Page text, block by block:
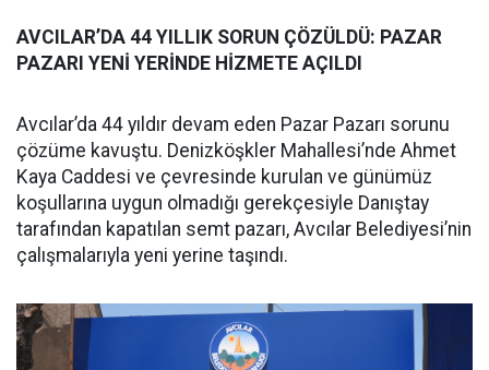
AVCILAR’DA 44 YILLIK SORUN ÇÖZÜLDÜ: PAZAR
PAZARI YENİ YERİNDE HİZMETE AÇILDI
Avcılar’da 44 yıldır devam eden Pazar Pazarı sorunu
çözüme kavuştu. Denizköşkler Mahallesi’nde Ahmet
Kaya Caddesi ve çevresinde kurulan ve günümüz
koşullarına uygun olmadığı gerekçesiyle Danıştay
tarafından kapatılan semt pazarı, Avcılar Belediyesi’nin
çalışmalarıyla yeni yerine taşındı.